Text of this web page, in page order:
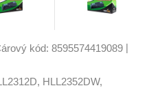
kód: 8595574419089
HLL2352DW,